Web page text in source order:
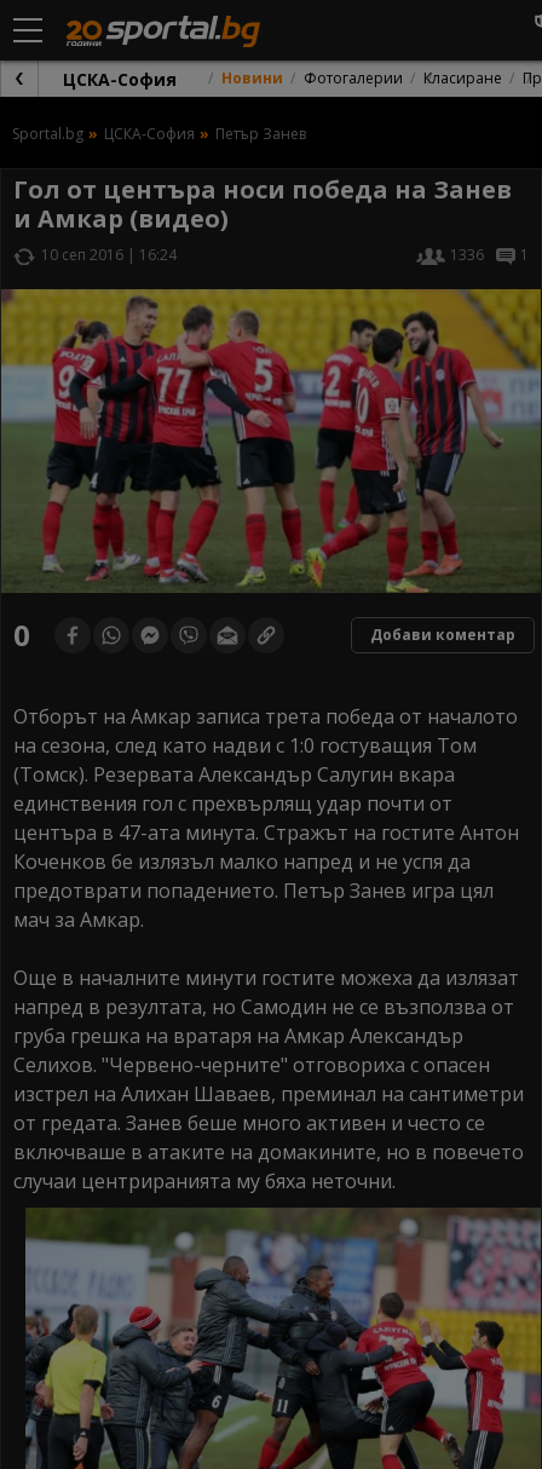
ЦСКА-София Новини Фотогалерии Класиране
Sportal.bg ЦСКА-София Петър Занев
Гол от центъра носи победа на Занев
и Амкар (видео)
10 сеп 2016 | 16:24 1336 1
0 Добави коментар
Отборът на Амкар записа трета победа от началото
на сезона, след като надви с 1:0 гостуващия Том
(Томск). Резервата Александър Салугин вкара
единствения гол с прехвърлящ удар почти от
центъра в 47-ата минута. Стражът на гостите Антон
Коченков бе излязъл малко напред и не успя да
предотврати попадението. Петър Занев игра цял
мач за Амкар.
Още в началните минути гостите можеха да излязат
напред в резултата, но Самодин не се възползва от
груба грешка на вратаря на Амкар Александър
Селихов. "Червено-черните" отговориха с опасен
изстрел на Алихан Шаваев, преминал на сантиметри
от гредата. Занев беше много активен и често се
включваше в атаките на домакините, но в повечето
случаи центриранията му бяха неточни.